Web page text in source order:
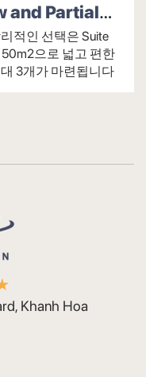
간주됩니다.
니다.
목적을 제외하
수 없습니다.
지 부모와 동침
and Partial
적인 선택은 Suite
50m2으로 넓고 편한
3개가 마련됩니다
Khanh Hoa